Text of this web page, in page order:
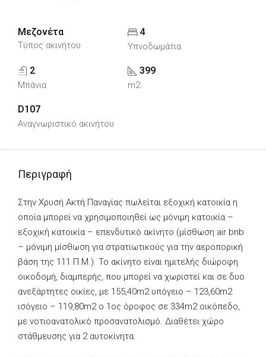
Μεζονέτα
Τύπος ακινήτου
4
Υπνοδωμάτια
2
Μπάνια
399
m2
D107
Αναγνωριστικό ακινήτου
Περιγραφή
Στην Χρυσή Ακτή Παναγίας πωλείται εξοχική κατοικία η
οποία μπορεί να χρησιμοποιηθεί ως μόνιμη κατοικία –
εξοχική κατοικία – επενδυτικό ακίνητο (μίσθωση air bnb
– μόνιμη μίσθωση για στρατιωτικούς για την αεροπορική
βάση της 111 Π.Μ.). Το ακίνητο είναι ημιτελής διώροφη
οικοδομή, διαμπερής, που μπορεί να χωριστεί και σε δυο
ανεξάρτητες οικίες, με 155,40m2 υπόγειο – 123,60m2
ισόγειο – 119,80m2 ο 1ος όροφος σε 334m2 οικόπεδο,
με νοτιοανατολικό προσανατολισμό. Διαθέτει χώρο
στάθμευσης για 2 αυτοκίνητα.